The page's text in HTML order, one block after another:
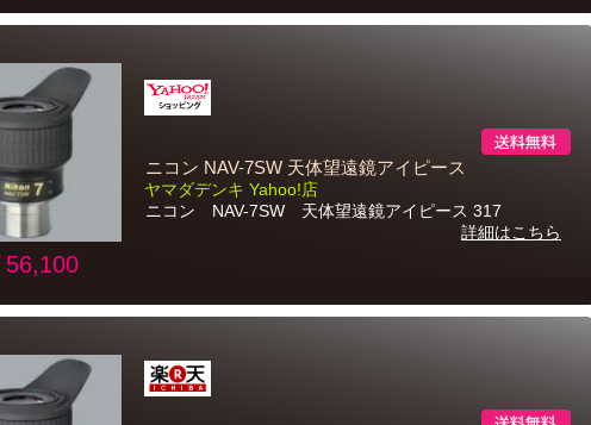
56,100
ニコン NAV-7SW 天体望遠鏡アイピース
ヤマダデンキ Yahoo!店
ニコン NAV-7SW 天体望遠鏡アイピース 317
詳細はこちら